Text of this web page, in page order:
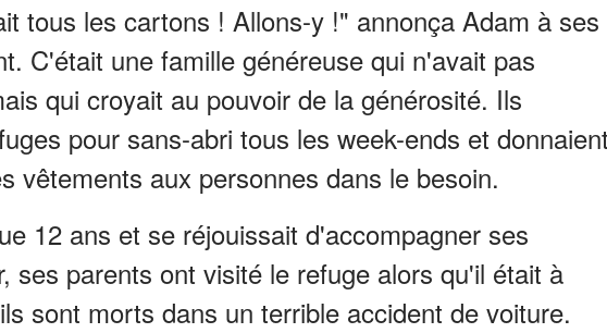
tous les cartons ! Allons-y !" annonça Adam à ses
C'était une famille généreuse qui n'avait pas
qui croyait au pouvoir de la générosité. Ils
pour sans-abri tous les week-ends et
vêtements aux personnes dans le besoin.
12 ans et se réjouissait d'accompagner ses
ses parents ont visité le refuge alors qu'il était à
sont morts dans un terrible accident de voiture.